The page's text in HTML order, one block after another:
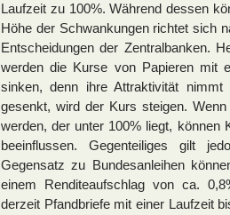
Laufzeit zu 100%. Während dessen
Höhe der Schwankungen richtet sich
Entscheidungen der Zentralbanken.
werden die Kurse von Papieren mit
sinken, denn ihre Attraktivität
gesenkt, wird der Kurs steigen.
werden, der unter 100% liegt, können
beeinflussen. Gegenteiliges gilt
Gegensatz zu Bundesanleihen
einem Renditeaufschlag von ca.
derzeit Pfandbriefe mit einer Laufzeit